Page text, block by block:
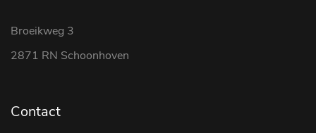
Broeikweg 3
2871 RN Schoonhoven
Contact